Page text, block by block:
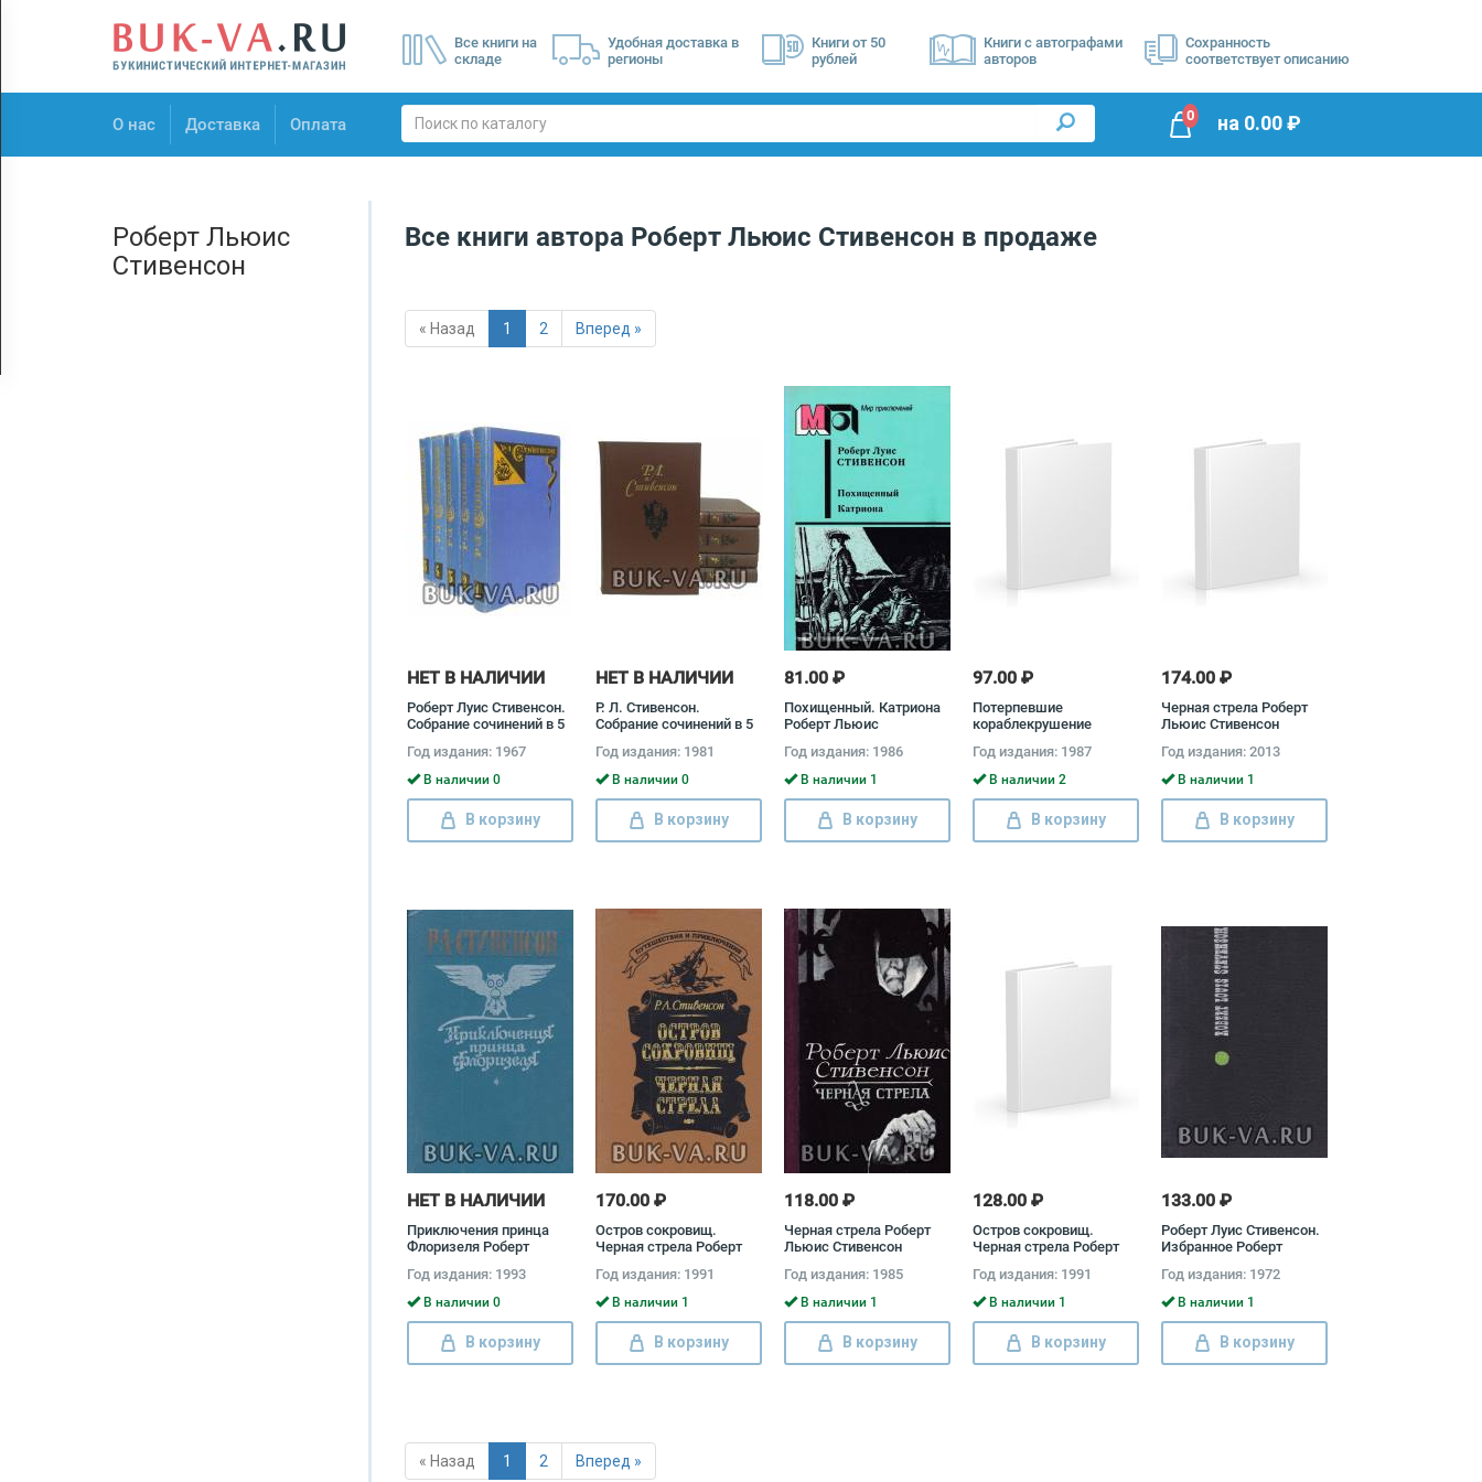
Все книги на
складе
Удобная доставка в
регионы
Книги от 50
рублей
Книги с автографами
авторов
Сохранность
соответствует описанию
О нас Доставка Оплата
О нас
0 на 0.00₽
Роберт Льюис
Стивенсон
Все книги автора Роберт Льюис Стивенсон в продаже
« Назад 1 2 Вперед »
НЕТ В НАЛИЧИИ
Роберт Луис Стивенсон.
Собрание сочинений в 5
Роберт Льюис
Стивенсон
Год издания: 1967
В наличии 0
В корзину
НЕТ В НАЛИЧИИ
Р. Л. Стивенсон.
Собрание сочинений в 5
Роберт Льюис
Стивенсон
Год издания: 1981
В наличии 0
В корзину
81.00 ₽
Похищенный. Катриона
Роберт Льюис
Год издания: 1986
В наличии 1
В корзину
97.00 ₽
Потерпевшие
кораблекрушение
Стивенсон
Год издания: 1987
В наличии 2
В корзину
174.00 ₽
Черная стрела Роберт
Льюис Стивенсон
Год издания: 2013
В наличии 1
В корзину
НЕТ В НАЛИЧИИ
Приключения принца
Флоризеля Роберт
Год издания: 1993
В наличии 0
В корзину
170.00 ₽
Остров сокровищ.
Черная стрела Роберт
Год издания: 1991
В наличии 1
В корзину
118.00 ₽
Черная стрела Роберт
Льюис Стивенсон
Год издания: 1985
В наличии 1
В корзину
128.00 ₽
Остров сокровищ.
Черная стрела Роберт
Год издания: 1991
В наличии 1
В корзину
133.00 ₽
Роберт Луис Стивенсон.
Избранное Роберт
Год издания: 1972
В наличии 1
В корзину
« Назад 1 2 Вперед »